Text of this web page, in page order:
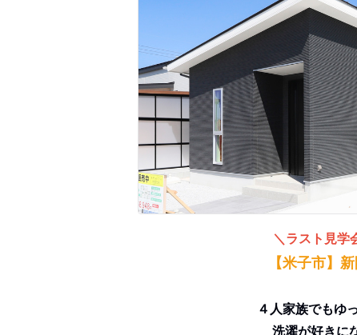
＼ラスト見学
【米子市】
４人家族でもゆ
洗濯が好きに